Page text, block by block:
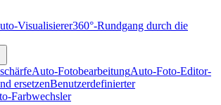
Visualisierer360°-Rundgang durch die
Auto-FotobearbeitungAuto-Foto-Editor-
ersetzenBenutzerdefinierter
Farbwechsler